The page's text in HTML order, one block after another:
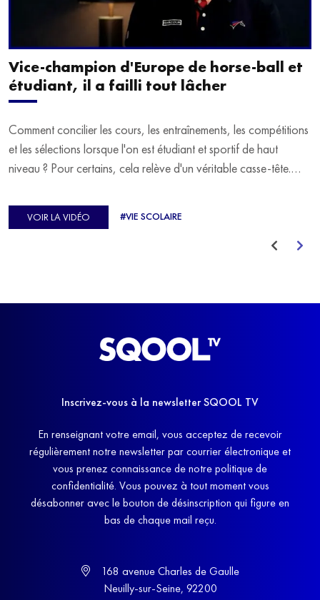
Vice-champion d'Europe de horse-ball et
étudiant, il a failli tout lâcher
Comment concilier les cours, les entraînements, les compétitions
et les sélections lorsque l'on est étudiant et sportif de haut
niveau ? Pour certains, cela relève d'un véritable casse-tête.
d'Europe de Horse-ball, qui a failli abandonner ses études
avant de trouver un nouvel équilibre.
VOIR LA VIDÉO #VIE SCOLAIRE
Inscrivez-vous à la newsletter SQOOL TV
En renseignant votre email, vous acceptez de recevoir
régulièrement notre newsletter par courrier électronique et
vous prenez connaissance de notre politique de
confidentialité. Vous pouvez à tout moment vous
désabonner avec le bouton de désinscription qui figure en
bas de chaque mail reçu.
168 avenue Charles de Gaulle
Neuilly-sur-Seine, 92200